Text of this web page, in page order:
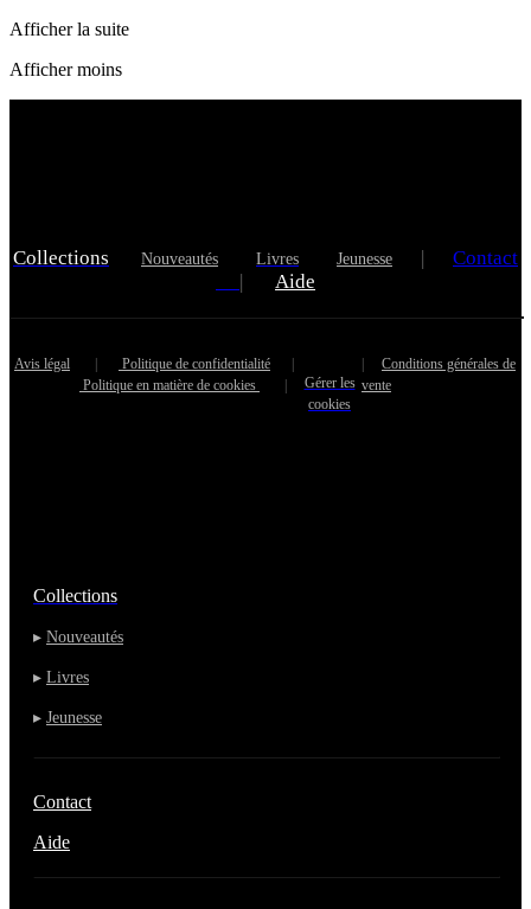
Afficher la suite
Afficher moins
Collections Nouveautés Livres Jeunesse |
Contact
|
Aide
Avis légal | Politique de confidentialité
|
Politique en matière de cookies
|
Gérer les
cookies
| Conditions générales de
vente
Collections
▸ Nouveautés
▸ Livres
▸ Jeunesse
Contact
Aide